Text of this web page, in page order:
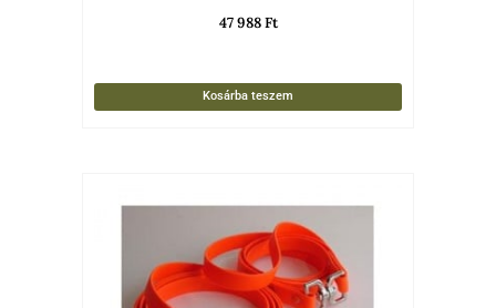
47 988Ft
Kosárba teszem